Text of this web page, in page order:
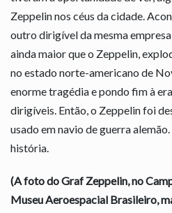
Zeppelin nos céus da cidade.
outro dirigível da mesma
ainda maior que o Zeppelin,
no estado norte-americano de
enorme tragédia e pondo fim à
dirigíveis. Então, o Zeppelin foi
usado em navio de guerra
história.
(A foto do Graf Zeppelin, no
Museu Aeroespacial Brasileiro,